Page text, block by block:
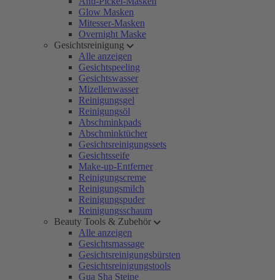
Glow Masken
Mitesser-Masken
Overnight Maske
Gesichtsreinigung
Alle anzeigen
Gesichtspeeling
Gesichtswasser
Mizellenwasser
Reinigungsgel
Reinigungsöl
Abschminkpads
Abschminktücher
Gesichtsreinigungssets
Gesichtsseife
Make-up-Entferner
Reinigungscreme
Reinigungsmilch
Reinigungspuder
Reinigungsschaum
Beauty Tools & Zubehör
Alle anzeigen
Gesichtsmassage
Gesichtsreinigungsbürsten
Gesichtsreinigungstools
Gua Sha Steine